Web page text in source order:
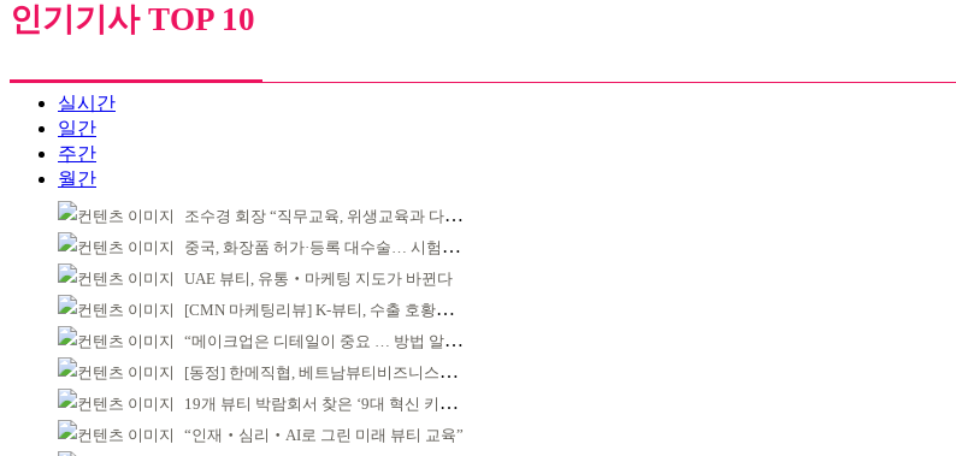
인기기사 TOP 10
실시간
일간
주간
월간
조수경 회장 “직무교육, 위생교육과 다르다”
중국, 화장품 허가·등록 대수술… 시험자료 공용 허용
UAE 뷰티, 유통‧마케팅 지도가 바뀐다
[CMN 마케팅리뷰] K-뷰티, 수출 호황이 본격적인 외연 확장 견인
“메이크업은 디테일이 중요 … 방법 알려줘”
[동정] 한메직협, 베트남뷰티비즈니스협회와 MOU
19개 뷰티 박람회서 찾은 ‘9대 혁신 키워드’
“인재‧심리‧AI로 그린 미래 뷰티 교육”